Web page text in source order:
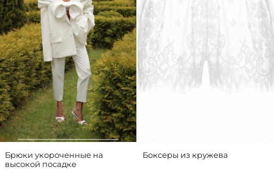
Брюки укороченные на
высокой посадке
Боксеры из кружева